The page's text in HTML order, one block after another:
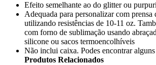
Efeito semelhante ao do glitter ou
Adequada para personalizar com prensa
utilizando resistências de 10-11 oz.
com forno de sublimação usando
silicone ou sacos termoencolhíveis
Não inclui caixa. Podes encontrar
Produtos Relacionados